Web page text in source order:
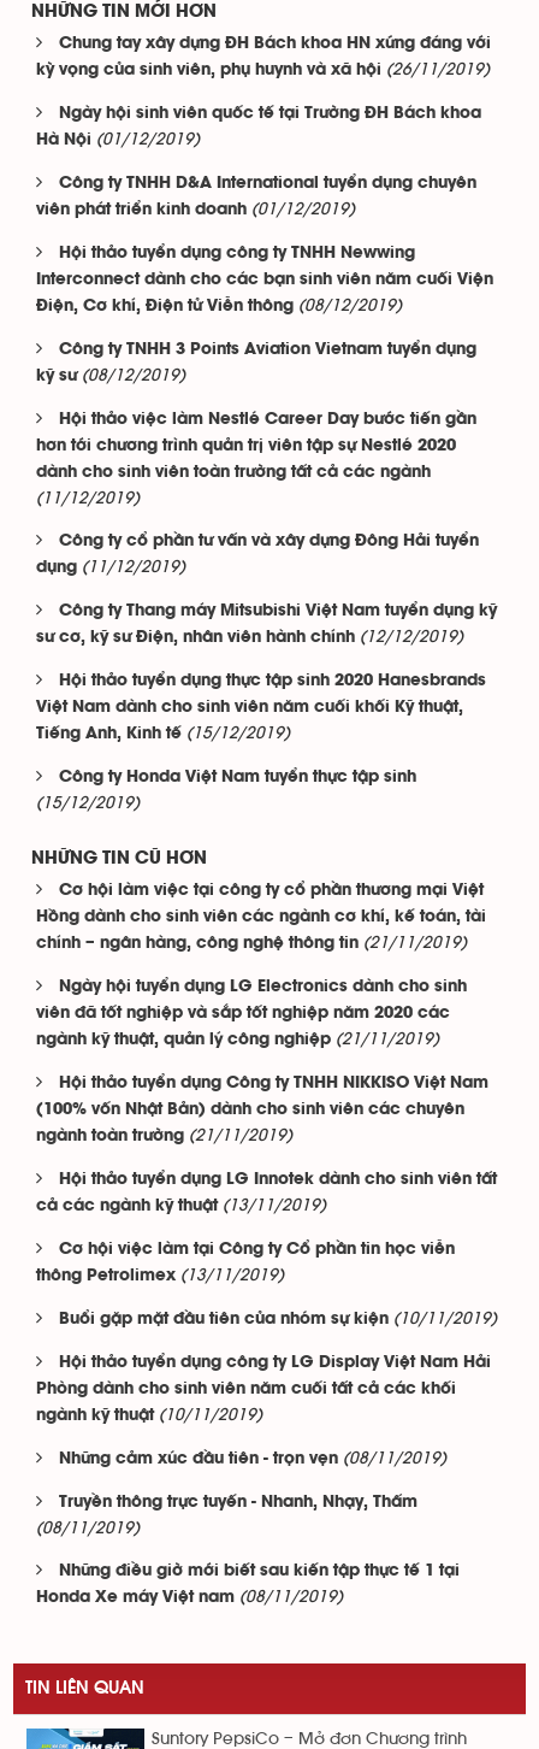
NHỮNG TIN MỚI HƠN
Chung tay xây dựng ĐH Bách khoa HN xứng đáng với
kỳ vọng của sinh viên, phụ huynh và xã hội (26/11/2019)
Ngày hội sinh viên quốc tế tại Trường ĐH Bách khoa
Hà Nội (01/12/2019)
Công ty TNHH D&A International tuyển dụng chuyên
viên phát triển kinh doanh (01/12/2019)
Hội thảo tuyển dụng công ty TNHH Newwing
Interconnect dành cho các bạn sinh viên năm cuối Viện
Điện, Cơ khí, Điện tử Viễn thông (08/12/2019)
Công ty TNHH 3 Points Aviation Vietnam tuyển dụng
kỹ sư (08/12/2019)
Hội thảo việc làm Nestlé Career Day bước tiến gần
hơn tới chương trình quản trị viên tập sự Nestlé 2020
dành cho sinh viên toàn trường tất cả các ngành
(11/12/2019)
Công ty cổ phần tư vấn và xây dựng Đông Hải tuyển
dụng (11/12/2019)
Công ty Thang máy Mitsubishi Việt Nam tuyển dụng kỹ
sư cơ, kỹ sư Điện, nhân viên hành chính (12/12/2019)
Hội thảo tuyển dụng thực tập sinh 2020 Hanesbrands
Việt Nam dành cho sinh viên năm cuối khối Kỹ thuật,
Tiếng Anh, Kinh tế (15/12/2019)
Công ty Honda Việt Nam tuyển thực tập sinh
(15/12/2019)
NHỮNG TIN CŨ HƠN
Cơ hội làm việc tại công ty cổ phần thương mại Việt
Hồng dành cho sinh viên các ngành cơ khí, kế toán, tài
chính – ngân hàng, công nghệ thông tin (21/11/2019)
Ngày hội tuyển dụng LG Electronics dành cho sinh
viên đã tốt nghiệp và sắp tốt nghiệp năm 2020 các
ngành kỹ thuật, quản lý công nghiệp (21/11/2019)
Hội thảo tuyển dụng Công ty TNHH NIKKISO Việt Nam
(100% vốn Nhật Bản) dành cho sinh viên các chuyên
ngành toàn trường (21/11/2019)
Hội thảo tuyển dụng LG Innotek dành cho sinh viên tất
cả các ngành kỹ thuật (13/11/2019)
Cơ hội việc làm tại Công ty Cổ phần tin học viễn
thông Petrolimex (13/11/2019)
Buổi gặp mặt đầu tiên của nhóm sự kiện (10/11/2019)
Hội thảo tuyển dụng công ty LG Display Việt Nam Hải
Phòng dành cho sinh viên năm cuối tất cả các khối
ngành kỹ thuật (10/11/2019)
Những cảm xúc đầu tiên - trọn vẹn (08/11/2019)
Truyền thông trực tuyến - Nhanh, Nhạy, Thấm
(08/11/2019)
Những điều giờ mới biết sau kiến tập thực tế 1 tại
Honda Xe máy Việt nam (08/11/2019)
TIN LIÊN QUAN
Suntory PepsiCo – Mở đơn Chương trình